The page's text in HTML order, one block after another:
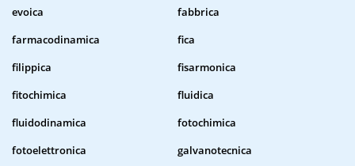
evoica
fabbrica
farmacodinamica
fica
filippica
fisarmonica
fitochimica
fluidica
fluidodinamica
fotochimica
fotoelettronica
galvanotecnica